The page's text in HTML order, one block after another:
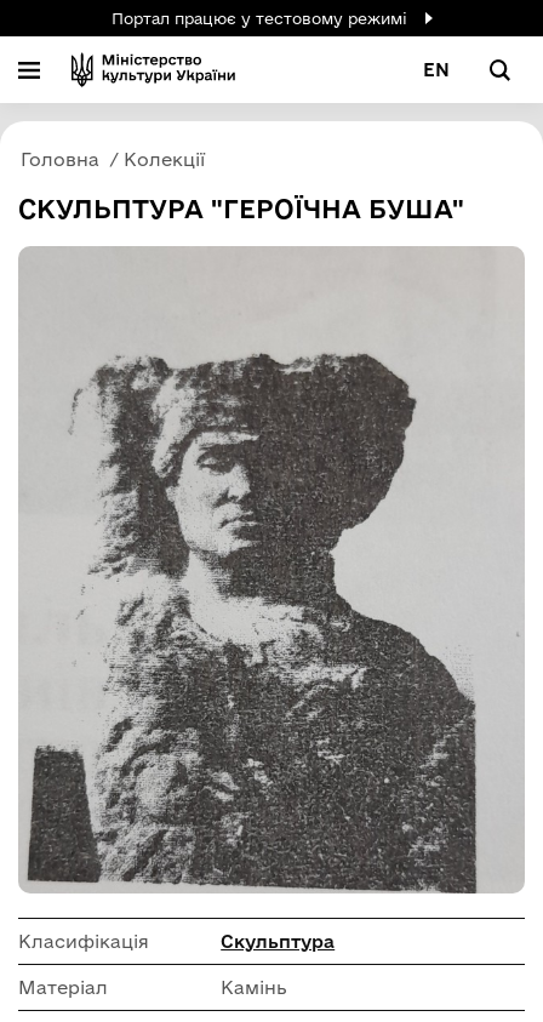
Портал працює у тестовому режимі
EN
Головна Колекції
СКУЛЬПТУРА "ГЕРОЇЧНА БУША"
Класифікація Скульптура
Матеріал Камінь